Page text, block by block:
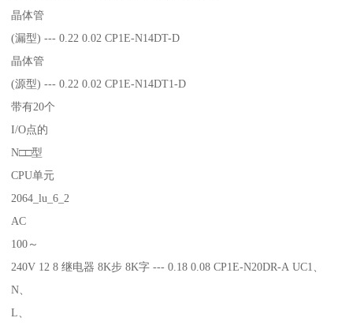
晶体管
(漏型) --- 0.22 0.02 CP1E-N14DT-D
晶体管
(源型) --- 0.22 0.02 CP1E-N14DT1-D
带有20个
I/O点的
N□□型
CPU单元
2064_lu_6_2
AC
100～
240V 12 8 继电器 8K步 8K字 --- 0.18 0.08 CP1E-N20DR-A UC1、
N、
L、